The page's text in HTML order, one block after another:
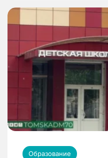
Образование